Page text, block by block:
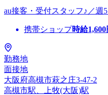
au接客・受付スタッフ♪／週
携帯ショップ時給1,600
勤務地
面接地
大阪府高槻市萩之庄3-47-2
高槻市駅、上牧(大阪)駅